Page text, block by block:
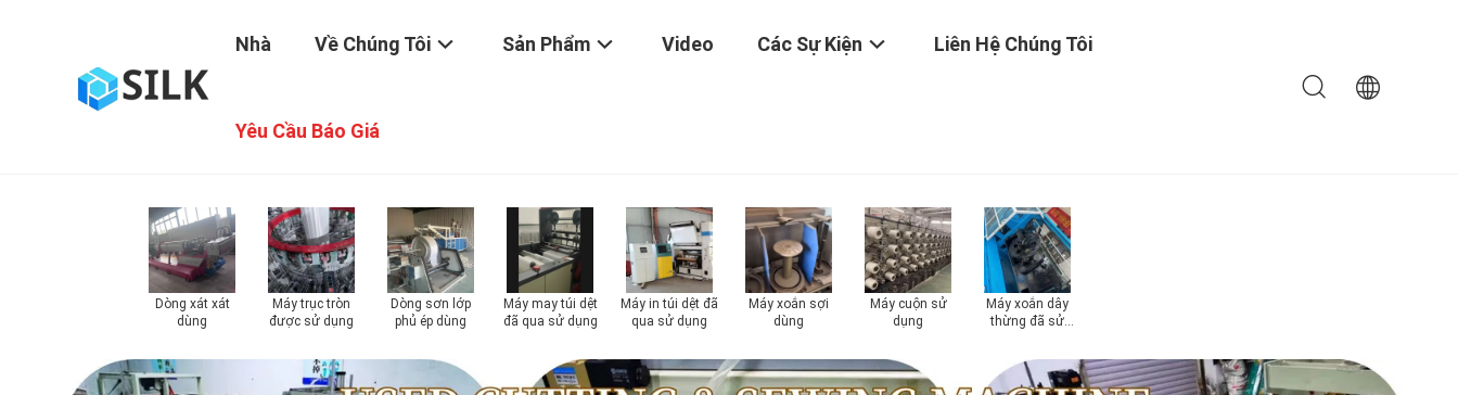
Nhà Về Chúng Tôi Sản Phẩm Video Các Sự Kiện Liên Hệ Chúng Tôi
Yêu Cầu Báo Giá
Dòng xát xát
dùng
Máy trục tròn
được sử dụng
Dòng sơn lớp
phủ ép dùng
Máy may túi dệt
đã qua sử dụng
Máy in túi dệt đã
qua sử dụng
Máy xoắn sợi
dùng
Máy cuộn sử
dụng
Máy xoắn dây
thừng đã sử